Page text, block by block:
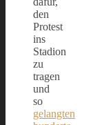
den
Protest
ins
Stadion
zu
tragen
und
so
gelangten